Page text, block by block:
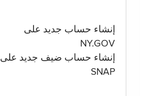
إنشاء حساب جديد على
NY.GOV
إنشاء حساب ضيف جديد على
SNAP